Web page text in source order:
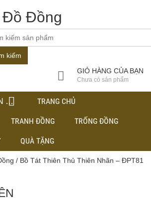
kiếm
GIỎ HÀNG CỦA BẠN
Chưa có sản phẩm
DANH MỤC SẢN PHẨM TRANG CHỦ
TRANH ĐỒNG TRỐNG ĐỒNG
QUÀ TẶNG
/ Bồ Tát Thiên Thủ Thiên Nhãn – ĐPT81